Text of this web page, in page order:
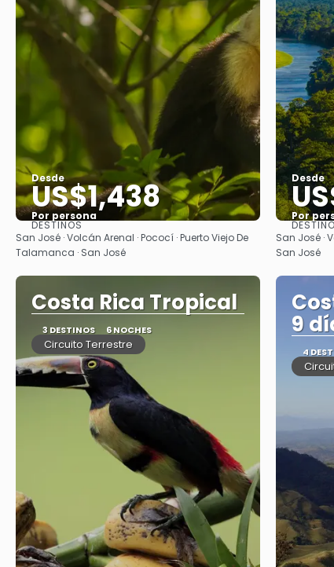
Desde
US$1,438
Por persona
Ver
DESTINOS
San José · Volcán Arenal · Pococí · Puerto Viejo De
Talamanca · San José
Desde
Por
San José ·
San José
Costa Rica Tropical
3 DESTINOS 6 NOCHES
Circuito Terrestre
9
4